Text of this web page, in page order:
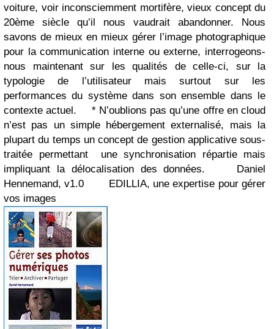
voiture, voir inconsciemment mortifère, vieux concept du
20ème siècle qu’il nous vaudrait abandonner. Nous
savons de mieux en mieux gérer l’image photographique
pour la communication interne ou externe, interrogeons-
nous maintenant sur les qualités de celle-ci, sur la
typologie de l’utilisateur mais surtout sur les
performances du système dans son ensemble dans le
contexte actuel.
* N’oublions pas qu’une offre en cloud
n’est pas un simple hébergement externalisé, mais la
plupart du temps un concept de gestion applicative sous-
traitée permettant une synchronisation répartie mais
impliquant la délocalisation des données.
Daniel
Hennemand, v1.0
EDILLIA, une expertise pour gérer
vos images